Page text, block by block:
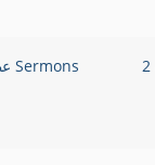
Sermons عظات